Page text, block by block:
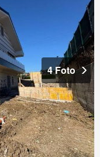
4 Foto